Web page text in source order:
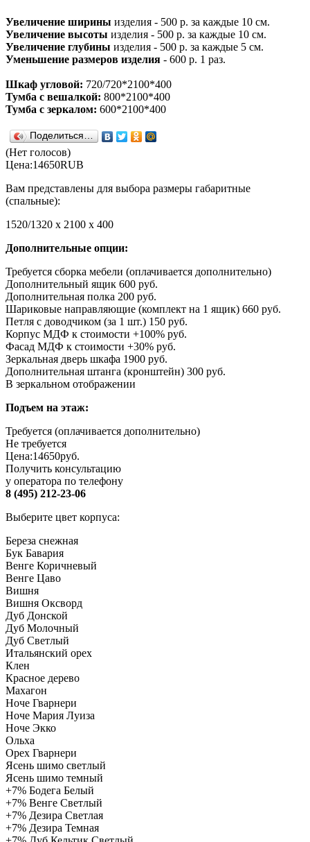
Увеличение ширины изделия - 500 р. за каждые 10 см.
Увеличение высоты изделия - 500 р. за каждые 10 см.
Увеличение глубины изделия - 500 р. за каждые 5 см.
Уменьшение размеров изделия - 600 р. 1 раз.
Шкаф угловой: 720/720*2100*400
Тумба с вешалкой: 800*2100*400
Тумба с зеркалом: 600*2100*400
Поделиться…
(Нет голосов)
Цена:14650RUB
Вам представлены для выбора размеры габаритные
(спальные):
1520/1320 х 2100 х 400
Дополнительные опции:
Требуется сборка мебели (оплачивается дополнительно)
Дополнительный ящик 600 руб.
Дополнительная полка 200 руб.
Шариковые направляющие (комплект на 1 ящик) 660 руб.
Петля с доводчиком (за 1 шт.) 150 руб.
Корпус МДФ к стоимости +100% руб.
Фасад МДФ к стоимости +30% руб.
Зеркальная дверь шкафа 1900 руб.
Дополнительная штанга (кронштейн) 300 руб.
В зеркальном отображении
Подъем на этаж:
Требуется (оплачивается дополнительно)
Не требуется
Цена:14650руб.
Получить консультацию
у оператора по телефону
8 (495) 212-23-06
Выберите цвет корпуса:
Береза снежная
Бук Бавария
Венге Коричневый
Венге Цаво
Вишня
Вишня Оксворд
Дуб Донской
Дуб Молочный
Дуб Светлый
Итальянский орех
Клен
Красное дерево
Махагон
Ноче Гварнери
Ноче Мария Луиза
Ноче Экко
Ольха
Орех Гварнери
Ясень шимо светлый
Ясень шимо темный
+7% Бодега Белый
+7% Венге Светлый
+7% Дезира Светлая
+7% Дезира Темная